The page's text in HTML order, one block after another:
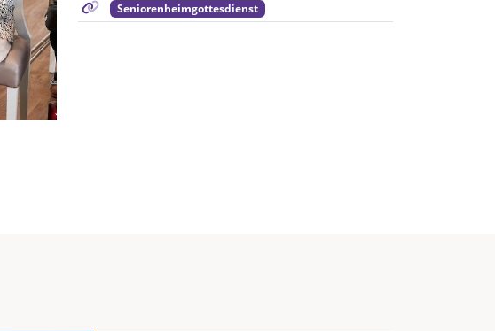
Seniorenheimgottesdienst